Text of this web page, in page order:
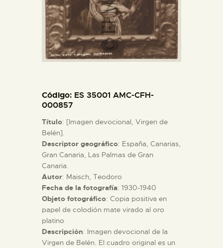
EL MUSEO
COLECCIONES
ESPAÑOL
Código: ES 35001 AMC-CFH-
000857
Título: [Imagen devocional, Virgen de
Belén].
Descriptor geográfico: España, Canarias,
Gran Canaria, Las Palmas de Gran
Canaria.
Autor: Maisch, Teodoro
Fecha de la fotografía: 1930-1940
Objeto fotográfico: Copia positiva en
papel de colodión mate virado al oro
platino
Descripción: Imagen devocional de la
Virgen de Belén. El cuadro original es un